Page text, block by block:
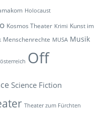
Holocaust
Kosmos Theater Krimi Kunst im
Menschenrechte MUSA Musik
Off
Science Fiction
Theater zum Fürchten